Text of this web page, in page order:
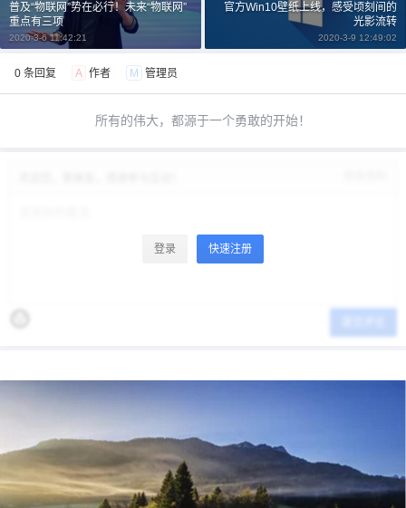
普及“物联网”势在必行！未来“物联网”
重点有三项
2020-3-6 11:42:21
官方Win10壁纸上线，感受顷刻间的
光影流转
2020-3-9 12:49:02
0 条回复 A 作者 M 管理员
所有的伟大，都源于一个勇敢的开始！
登录 快速注册